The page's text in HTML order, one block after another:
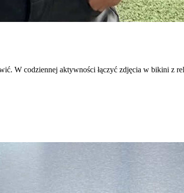
W codziennej aktywności łączyć zdjęcia w bikini z